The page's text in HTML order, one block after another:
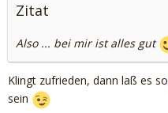
Zitat
Also ... bei mir ist alles gut
Klingt zufrieden, dann laß es so
sein